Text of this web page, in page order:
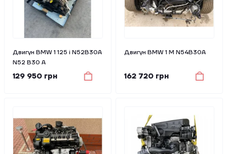
Двигун BMW 1 125 i N52B30A
N52 B30 A
129 950 грн
Двигун BMW 1 M N54B30A
162 720 грн